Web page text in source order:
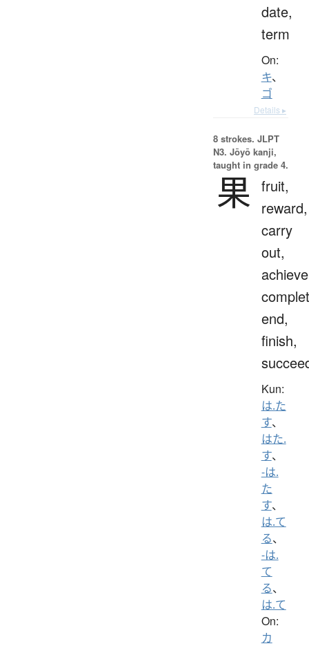
date,
term
On:
キ、
ゴ
Details ▸
8 strokes. JLPT
N3. Jōyō kanji,
taught in grade 4.
果 fruit,
reward,
carry
out,
end,
finish,
Kun:
は.た
す、
はた.
す、
-は.
た
す、
は.て
る、
-は.
て
る、
は.て
On:
カ